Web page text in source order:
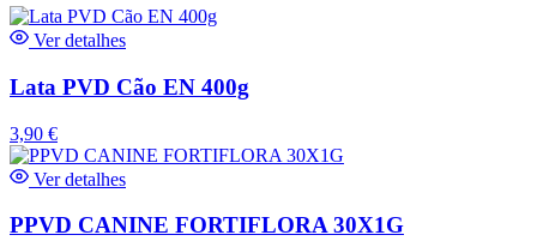
Ver detalhes
Lata PVD Cão EN 400g
3,90 €
Ver detalhes
PPVD CANINE FORTIFLORA 30X1G